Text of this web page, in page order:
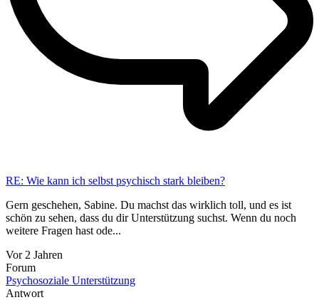
RE: Wie kann ich selbst psychisch stark bleiben?
Gern geschehen, Sabine. Du machst das wirklich toll, und es ist
schön zu sehen, dass du dir Unterstützung suchst. Wenn du noch
weitere Fragen hast ode...
Vor 2 Jahren
Forum
Psychosoziale Unterstützung
Antwort